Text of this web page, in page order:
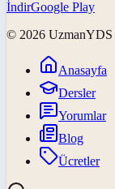
İndirGoogle Play
© 2026 UzmanYDS
Anasayfa
Dersler
Yorumlar
Blog
Ücretler